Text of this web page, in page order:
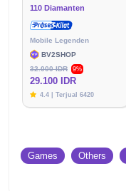
110 Diamanten
Mobile Legenden
BV2SHOP
32.000 IDR
9%
29.100 IDR
4.4 | Terjual 6420
Games Others